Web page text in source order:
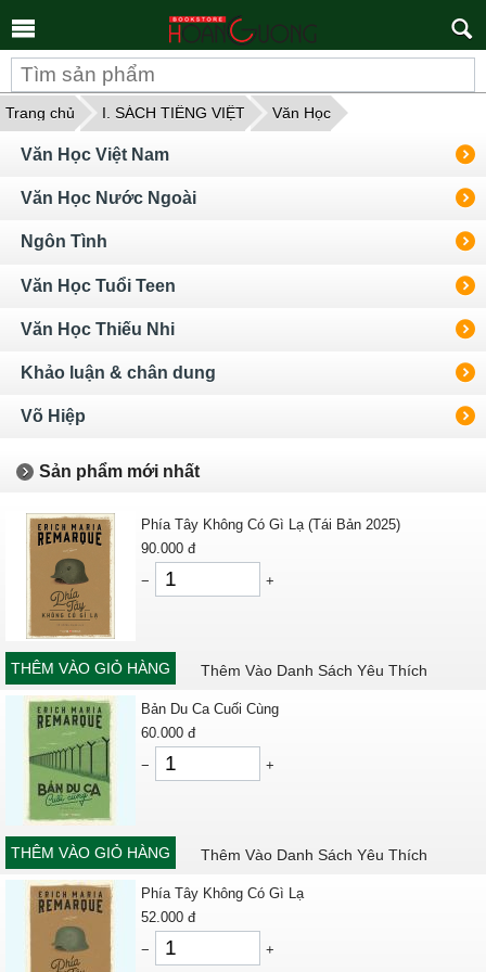
Trang chủ I. SÁCH TIẾNG VIỆT Văn Học
Văn Học Việt Nam
Văn Học Nước Ngoài
Ngôn Tình
Văn Học Tuổi Teen
Văn Học Thiếu Nhi
Khảo luận & chân dung
Võ Hiệp
Sản phẩm mới nhất
Phía Tây Không Có Gì Lạ (Tái Bản 2025)
90.000 đ
−
+
THÊM VÀO GIỎ HÀNG Thêm Vào Danh Sách Yêu Thích
Bản Du Ca Cuối Cùng
60.000 đ
−
+
THÊM VÀO GIỎ HÀNG Thêm Vào Danh Sách Yêu Thích
Phía Tây Không Có Gì Lạ
52.000 đ
−
+